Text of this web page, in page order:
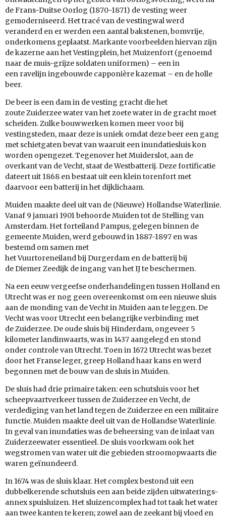
de Frans-Duitse Oorlog (1870-1871) de vesting weer
gemoderniseerd. Het tracé van de vestingwal werd
veranderd en er werden een aantal bakstenen, bomvrije,
onderkomens geplaatst. Markante voorbeelden hiervan zijn
de kazerne aan het Vestingplein, het Muizenfort (genoemd
naar de muis-grijze soldaten uniformen) – een in
een ravelijn ingebouwde capponière kazemat – en de holle
beer.
De beer is een dam in de vesting gracht die het
zoute Zuiderzee water van het zoete water in de gracht moet
scheiden. Zulke bouwwerken komen meer voor bij
vestingsteden, maar deze is uniek omdat deze beer een gang
met schietgaten bevat van waaruit een inundatiesluis kon
worden opengezet. Tegenover het Muiderslot, aan de
overkant van de Vecht, staat de Westbatterij. Deze fortificatie
dateert uit 1868 en bestaat uit een klein torenfort met
daarvoor een batterij in het dijklichaam.
Muiden maakte deel uit van de (Nieuwe) Hollandse Waterlinie.
Vanaf 9 januari 1901 behoorde Muiden tot de Stelling van
Amsterdam. Het forteiland Pampus, gelegen binnen de
gemeente Muiden, werd gebouwd in 1887-1897 en was
bestemd om samen met
het Vuurtoreneiland bij Durgerdam en de batterij bij
de Diemer Zeedijk de ingang van het IJ te beschermen.
Na een eeuw vergeefse onderhandelingen tussen Holland en
Utrecht was er nog geen overeenkomst om een nieuwe sluis
aan de monding van de Vecht in Muiden aan te leggen. De
Vecht was voor Utrecht een belangrijke verbinding met
de Zuiderzee. De oude sluis bij Hinderdam, ongeveer 5
kilometer landinwaarts, was in 1437 aangelegd en stond
onder controle van Utrecht. Toen in 1672 Utrecht was bezet
door het Franse leger, greep Holland haar kans en werd
begonnen met de bouw van de sluis in Muiden.
De sluis had drie primaire taken: een schutsluis voor het
scheepvaartverkeer tussen de Zuiderzee en Vecht, de
verdediging van het land tegen de Zuiderzee en een militaire
functie. Muiden maakte deel uit van de Hollandse Waterlinie.
In geval van inundaties was de beheersing van de inlaat van
Zuiderzeewater essentieel. De sluis voorkwam ook het
wegstromen van water uit die gebieden stroomopwaarts die
waren geïnundeerd.
In 1674 was de sluis klaar. Het complex bestond uit een
dubbelkerende schutsluis een aan beide zijden uitwaterings-
annex spuisluizen. Het sluizencomplex had tot taak het water
aan twee kanten te keren; zowel aan de zeekant bij vloed en